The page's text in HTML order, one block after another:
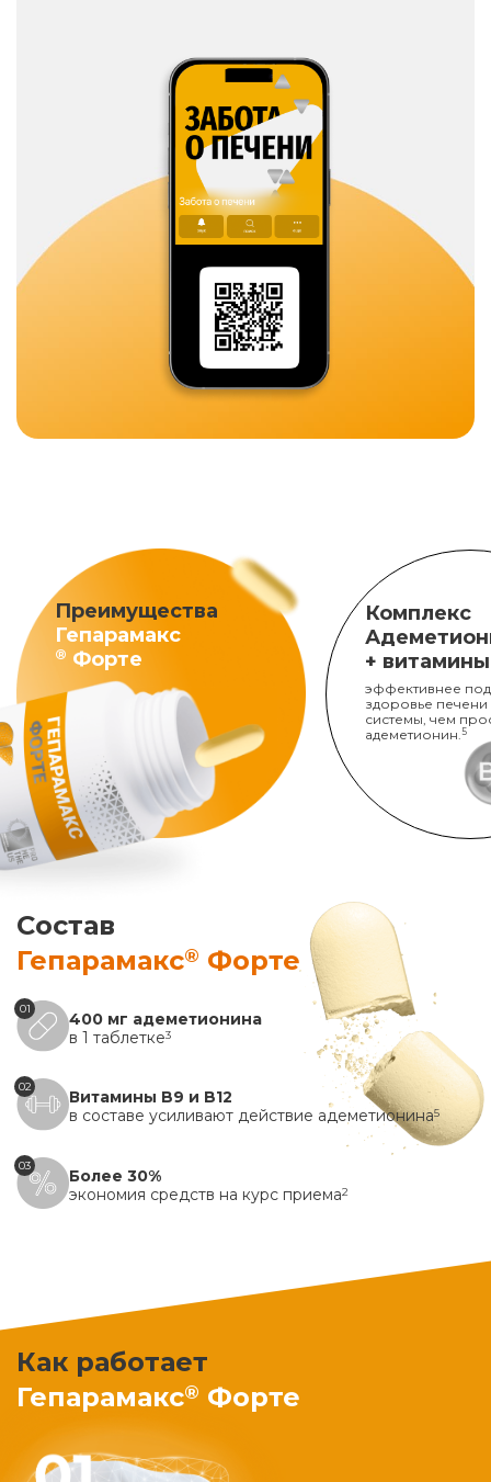
Преимущества
Гепарамакс
® Форте
Комплекс
+
эффективнее
здоровье печени
системы, чем
адеметионин. 5
Состав
Гепарамакс® Форте
01
400 мг адеметионина
в 1 таблетке3
02
Витамины B9 и B12
в составе усиливают действие адеметионина5
03
Более 30%
экономия средств на курс приема2
Как работает
Гепарамакс® Форте